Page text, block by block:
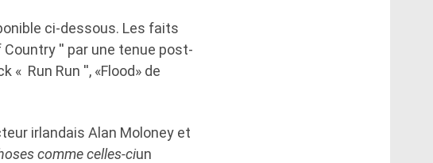
ci-dessous. Les faits
'' par une tenue post-
« Run Run '', «Flood» de
irlandais Alan Moloney et
comme celles-ciun